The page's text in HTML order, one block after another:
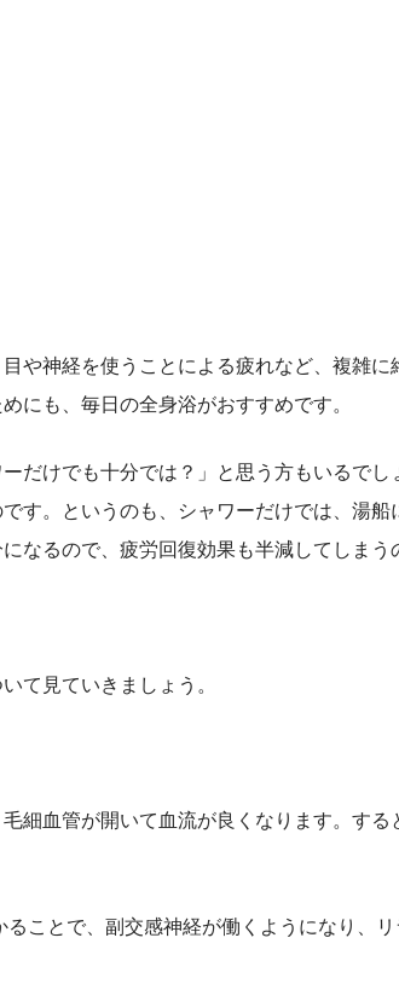
や神経を使うことによる疲れなど、複雑
にも、毎日の全身浴がおすすめです。
だけでも十分では？」と思う方もいるで
す。というのも、シャワーだけでは、湯
なるので、疲労回復効果も半減してしまう
て見ていきましょう。
細血管が開いて血流が良くなります。する
ことで、副交感神経が働くようになり、リ